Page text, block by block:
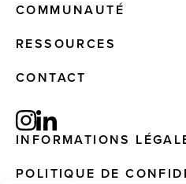
COMMUNAUTÉ
RESSOURCES
CONTACT
INFORMATIONS
POLITIQUE DE